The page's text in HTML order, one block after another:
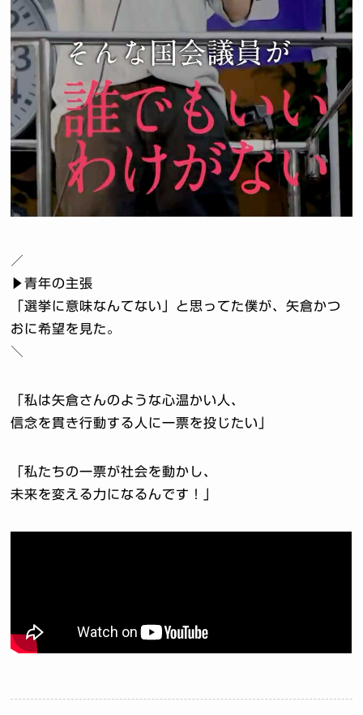
／
▶︎青年の主張
「選挙に意味なんてない」と思ってた僕が、矢倉かつ
おに希望を見た。
＼
「私は矢倉さんのような心温かい人、
信念を貫き行動する人に一票を投じたい」
「私たちの一票が社会を動かし、
未来を変える力になるんです！」